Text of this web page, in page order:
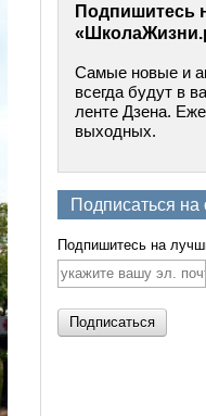
Подпишитесь
Самые новые и
всегда будут в
ленте Дзена.
выходных.
Подписаться на
Подпишитесь на